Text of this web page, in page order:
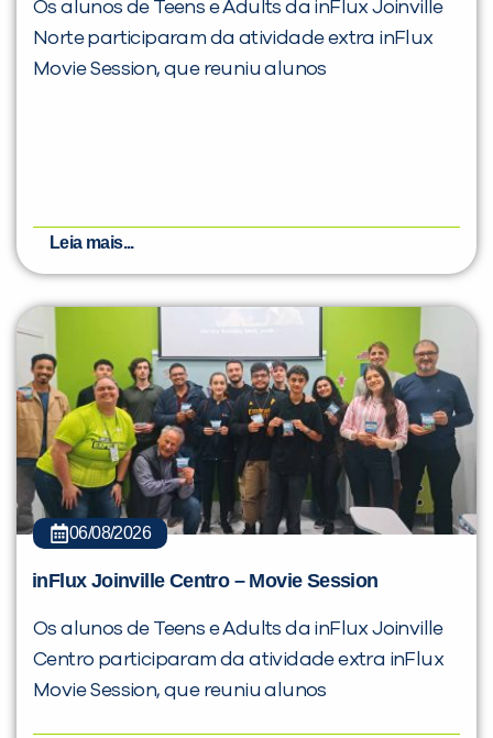
Os alunos de Teens e Adults da inFlux Joinville
Norte participaram da atividade extra inFlux
Movie Session, que reuniu alunos
Leia mais...
06/08/2026
inFlux Joinville Centro – Movie Session
Os alunos de Teens e Adults da inFlux Joinville
Centro participaram da atividade extra inFlux
Movie Session, que reuniu alunos